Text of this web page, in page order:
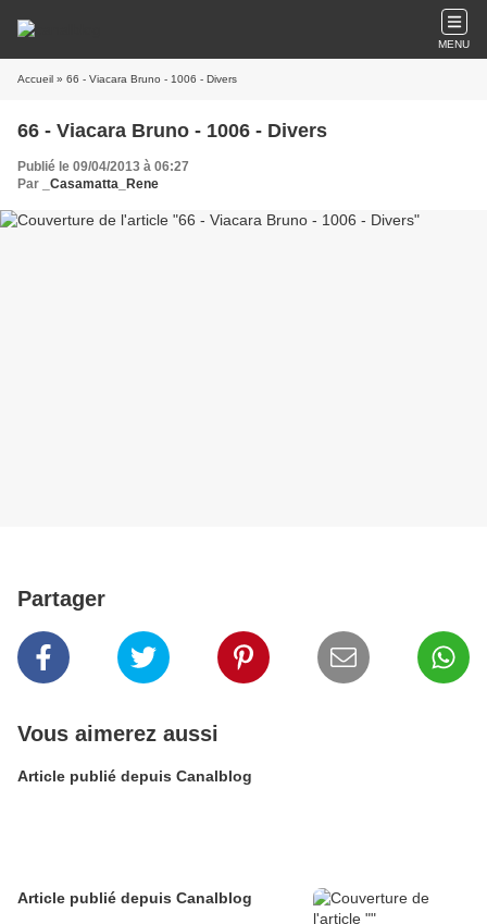
MENU
Accueil » 66 - Viacara Bruno - 1006 - Divers
66 - Viacara Bruno - 1006 - Divers
Publié le 09/04/2013 à 06:27
Par
_Casamatta_Rene
Partager
Vous aimerez aussi
Article publié depuis Canalblog
Article publié depuis Canalblog